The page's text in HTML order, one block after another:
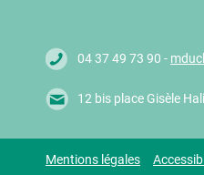
04 37 49 73 90 -
12 bis place Gisèle
Mentions légales